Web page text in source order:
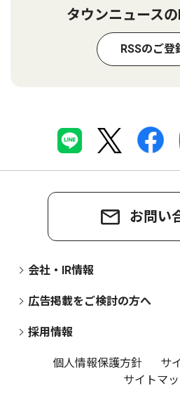
タウンニュース
RSSのご登
お問い
会社・IR情報
広告掲載をご検討の方へ
採用情報
個人情報保護方針
サ
サイトマ